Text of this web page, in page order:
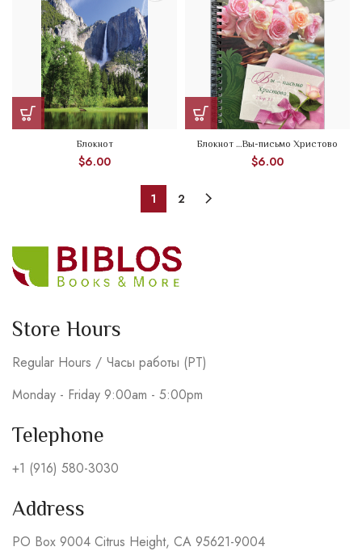
Блокнот
$6.00
Блокнот …Вы-письмо Христово
$6.00
1 2
Store Hours
Regular Hours / Часы работы (PT)
Monday - Friday 9:00am - 5:00pm
Telephone
+1 (916) 580-3030
Address
PO Box 9004 Citrus Height, CA 95621-9004